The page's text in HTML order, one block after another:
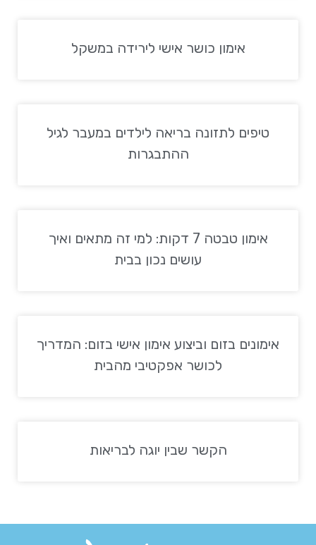
אימון כושר אישי לירידה במשקל
טיפים לתזונה בריאה לילדים במעבר לגיל
ההתבגרות
אימון טבטה 7 דקות: למי זה מתאים ואיך
עושים נכון בבית
אימונים בזום וביצוע אימון אישי בזום: המדריך
לכושר אפקטיבי מהבית
הקשר שבין יוגה לבריאות